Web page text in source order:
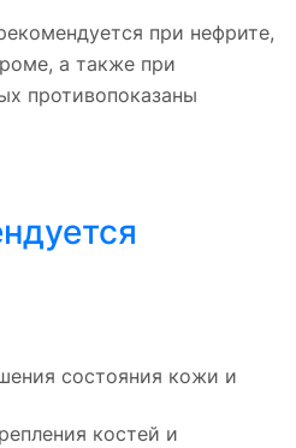
при нефрите,
а также при
противопоказаны
состояния кожи и
костей и